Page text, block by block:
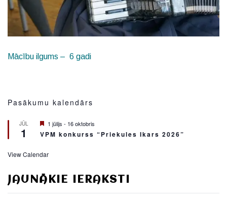
Mācību ilgums – 6 gadi
Pasākumu kalendārs
JŪL
1
Featured
1 jūlijs - 16 oktobris
VPM konkurss “Priekules Ikars 2026”
View Calendar
JAUNĀKIE IERAKSTI